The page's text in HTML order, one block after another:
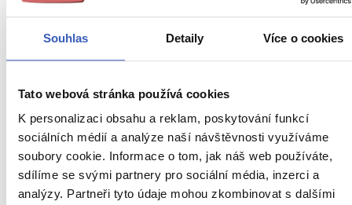
Souhlas Detaily Více o cookies
Tato webová stránka používá cookies
K personalizaci obsahu a reklam, poskytování funkcí
sociálních médií a analýze naší návštěvnosti využíváme
soubory cookie. Informace o tom, jak náš web používáte,
sdílíme se svými partnery pro sociální média, inzerci a
analýzy. Partneři tyto údaje mohou zkombinovat s dalšími
Londýnská divadla
Nejlepší londýnská muzea
Nejnavštěvovanější památky Londýna
Parky a zahrady Londýna
Sportovní muzea a stadiony v Londýně
Zajímavá místa a atrakce Londýna